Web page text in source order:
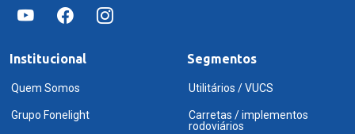
Institucional
Quem Somos
Grupo Fonelight
Segmentos
Utilitários / VUCS
Carretas / implementos
rodoviários